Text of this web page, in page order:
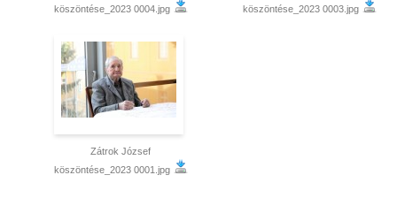
köszöntése_2023 0004.jpg
köszöntése_2023 0003.jpg
Zátrok József
köszöntése_2023 0001.jpg